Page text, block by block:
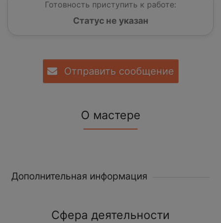
Готовность приступить к работе:
Статус не указан
Отправить сообщение
О мастере
Дополнительная информация
Сфера деятельности